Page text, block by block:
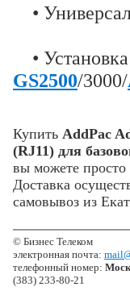
•
•
GS2500/3000/
Купить AddPac
(RJ11) для
вы можете просто
Доставка
самовывоз из
© Бизнес Телеком
электронная почта:
телефонный номер:
(383) 233-80-21